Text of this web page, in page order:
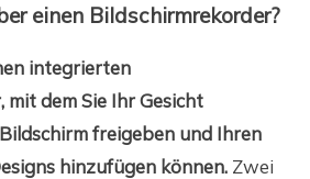
einen Bildschirmrekorder?
integrierten
dem Sie Ihr Gesicht
freigeben und Ihren
hinzufügen können.Zwei